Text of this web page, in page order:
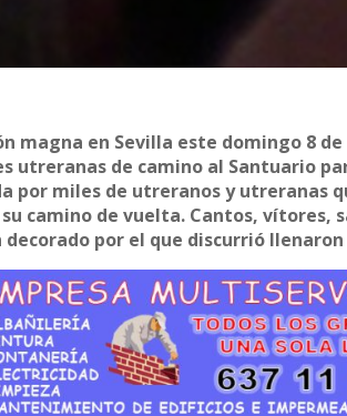
magna en Sevilla este domingo 8
utreranas de camino al Santuario
por miles de utreranos y utreranas
camino de vuelta. Cantos, vítores,
por el que discurrió